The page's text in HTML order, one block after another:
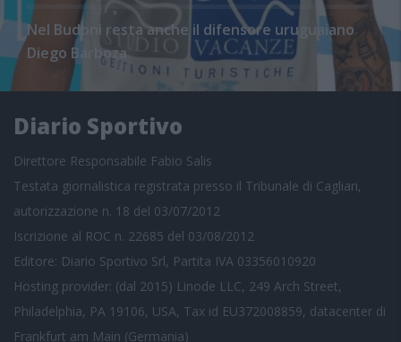
Nel Budoni resta anche il difensore uruguaiano
Diego Barboza
Diario Sportivo
Direttore Responsabile Fabio Salis
Testata giornalistica registrata presso il Tribunale di Cagliari,
autorizzazione n. 18 del 03/07/2012
Iscrizione al ROC n. 22685 del 03/08/2012
Editore: Diario Sportivo Srl, Partita IVA 03356010920
Hosting provider: (dal 2015) Linode LLC, 249 Arch Street,
Philadelphia, PA 19106, USA, Tax id EU372008859, datacenter di
Frankfurt am Main (Germania)